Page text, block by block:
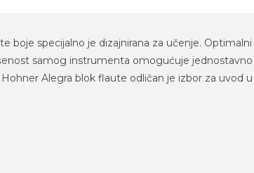
boje specijalno je dizajnirana za učenje.
samog instrumenta omogućuje
Alegra blok flaute odličan je izbor za uvod